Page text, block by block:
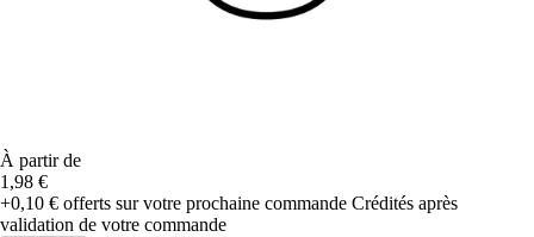
À partir de
1,98 €
+0,10 € offerts sur votre prochaine commande Crédités après
validation de votre commande